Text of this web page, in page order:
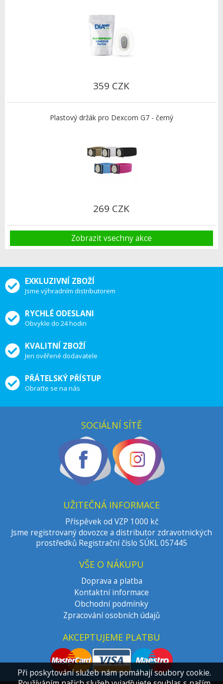
359 CZK
Plastový držák pro Dexcom G7 - černý
269 CZK
Zobrazit vsechny akce
EXKLUZIVNÍ ZBOŽÍ
Jsme výhradním distributorem
RYCHLÉ ODESLANI
Obvykle do 24 hodin
KVALITNÍ ZBOŽÍ
Jen ověřené dodavatele
PŘÁTELSKÝ PŘÍSTUP
Obraťte se na nás
SOCIÁLNÍ SÍTĚ
UŽITEČNÁ INFORMACE
Příspěvek od VZP 1000 kč
Jsme registrovaný dovozce a distributor zdravotnických
prostředků Registrační číslo SÚKL 057445
VŠE O NÁKUPU
Doprava a platba
Kontaktní informace
Obchodní podmínky
Zpracování osobních údajů
AKCEPTUJEME PLATBU
Při poskytování služeb nám pomáhají soubory cookie.